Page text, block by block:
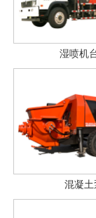
湿喷机
混凝土